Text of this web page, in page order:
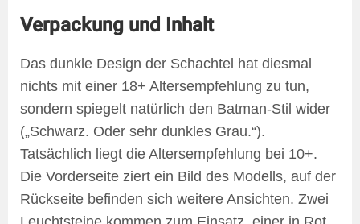
Verpackung und Inhalt
Das dunkle Design der Schachtel hat diesmal
nichts mit einer 18+ Altersempfehlung zu tun,
sondern spiegelt natürlich den Batman-Stil wider
(„Schwarz. Oder sehr dunkles Grau.“).
Tatsächlich liegt die Altersempfehlung bei 10+.
Die Vorderseite ziert ein Bild des Modells, auf der
Rückseite befinden sich weitere Ansichten. Zwei